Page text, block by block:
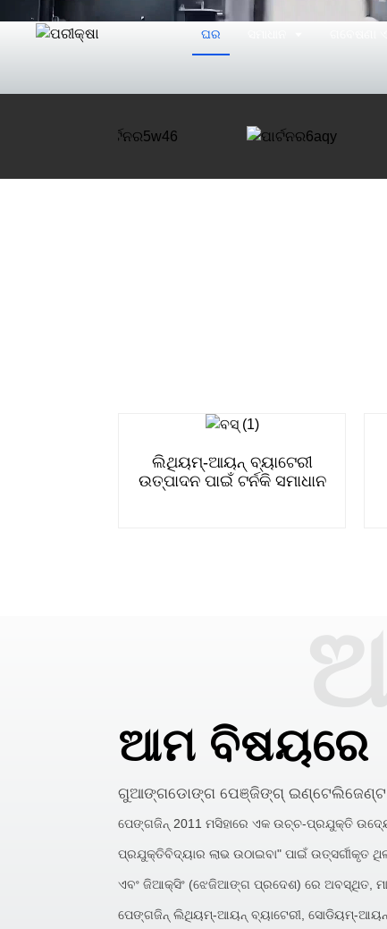
ଘର
ଲିଥିୟମ୍-ଆୟନ୍ ବ୍ୟାଟେରୀ
ଉତ୍ପାଦନ ପାଇଁ ଟର୍ନକି ସମାଧାନ
ଆମ ବିଷୟରେ
ଗୁଆଙ୍ଗଡୋଙ୍ଗ ପେଞ୍ଜିଙ୍ଗ୍
ପେଙ୍ଗଜିନ୍ 2011 ମସିହାରେ ଏକ ଉଚ୍ଚ-ପ୍ରଯୁକ୍ତି
ପ୍ରଯୁକ୍ତିବିଦ୍ୟାର ଲାଭ ଉଠାଇବା" ପାଇଁ
ଏବଂ ଜିଆକ୍ସିଂ (ଝେଜିଆଙ୍ଗ ପ୍ରଦେଶ) ରେ ଅବସ୍ଥିତ,
ପେଙ୍ଗଜିନ୍ ଲିଥିୟମ୍-ଆୟନ୍ ବ୍ୟାଟେରୀ, ସୋଡିୟମ୍-ଆୟନ୍